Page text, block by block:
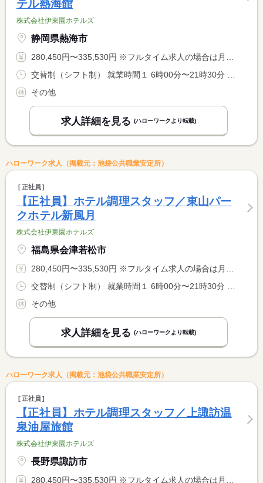
テル熱海館
株式会社伊東園ホテルズ
静岡県熱海市
280,450円〜335,530円 ※フルタイム求人の場合は月額（換算額）、パート求人の場合は時間額を表示しています。
その他
求人詳細を見る (ハローワークより転載)
ハローワーク求人（掲載元：池袋公共職業安定所）
正社員
【正社員】ホテル調理スタッフ／東山パー
クホテル新風月
株式会社伊東園ホテルズ
福島県会津若松市
280,450円〜335,530円 ※フルタイム求人の場合は月額（換算額）、パート求人の場合は時間額を表示しています。
その他
求人詳細を見る (ハローワークより転載)
ハローワーク求人（掲載元：池袋公共職業安定所）
正社員
【正社員】ホテル調理スタッフ／上諏訪温
泉油屋旅館
株式会社伊東園ホテルズ
長野県諏訪市
280,450円〜335,530円 ※フルタイム求人の場合は月額（換算額）、パート求人の場合は時間額を表示しています。